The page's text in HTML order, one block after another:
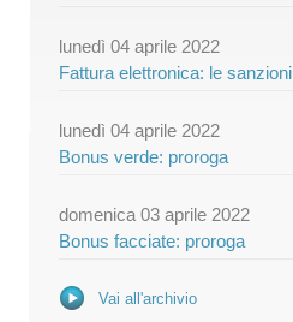
lunedì 04 aprile 2022
Fattura elettronica: le sanzioni
lunedì 04 aprile 2022
Bonus verde: proroga
domenica 03 aprile 2022
Bonus facciate: proroga
Vai all'archivio